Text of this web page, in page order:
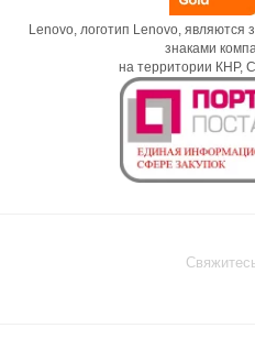
Lenovo, логотип Lenovo, являются
знаками
на территории КНР,